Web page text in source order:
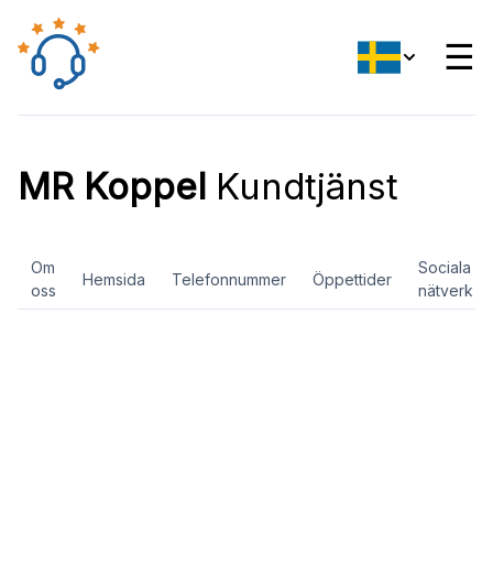
☰
MR Koppel Kundtjänst
Om
oss
Hemsida Telefonnummer Öppettider
Sociala
nätverk